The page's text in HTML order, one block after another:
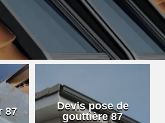
87
Devis pose de
gouttière 87